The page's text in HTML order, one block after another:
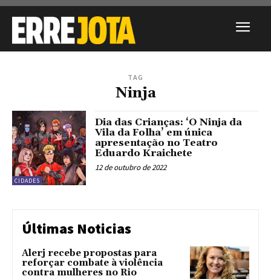
TAG
Ninja
CIDADES
Dia das Crianças: ‘O Ninja da
Vila da Folha’ em única
apresentação no Teatro
Eduardo Kraichete
12 de outubro de 2022
Últimas Noticias
Alerj recebe propostas para
reforçar combate à violência
contra mulheres no Rio